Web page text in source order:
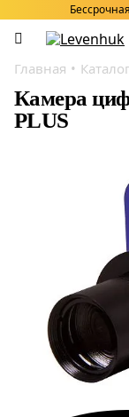
Главная Каталог
Камера
PLUS